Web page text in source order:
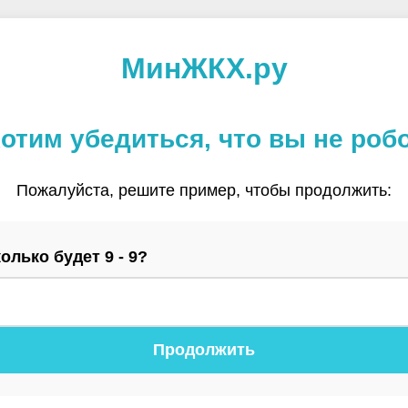
МинЖКХ.ру
убедиться, что вы не
Пожалуйста, решите пример, чтобы продолжить:
будет 9 - 9?
Продолжить